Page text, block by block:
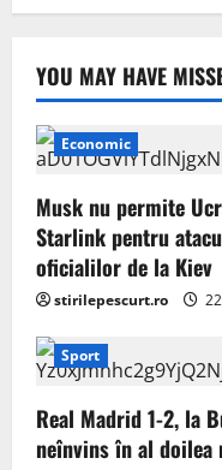
YOU MAY HAVE
Economic
Musk nu permite
Starlink pentru
oficialilor de la Kiev
stirilepescurt.ro
Sport
Real Madrid 1-2, la
neînvins în al doilea